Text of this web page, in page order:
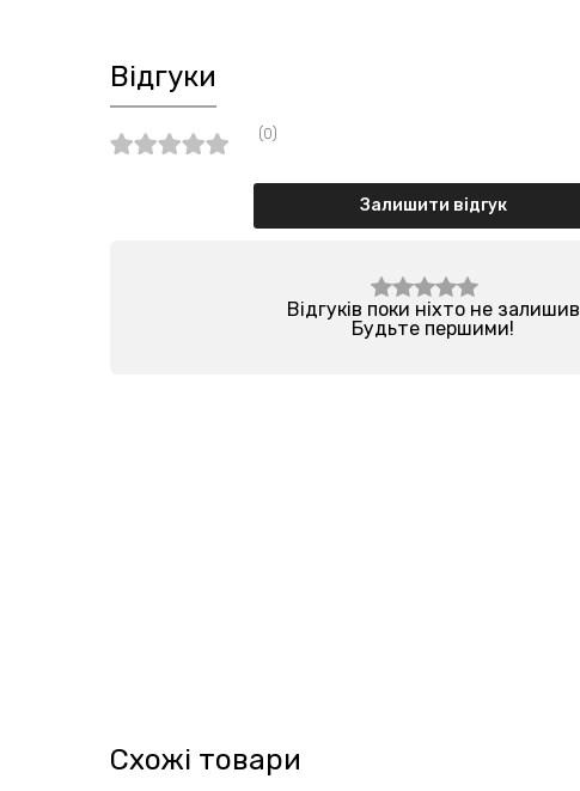
Відгуки
(0)
Залишити відгук
Відгуків поки ніхто не залишив
Будьте першими!
Схожі товари